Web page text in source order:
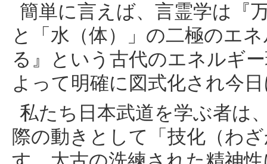
簡単に言えば、言霊学は『
と「水（体）」の二極のエ
る』という古代のエネルギ
よって明確に図式化され今
私たち日本武道を学ぶ者は
際の動きとして「技化（わ